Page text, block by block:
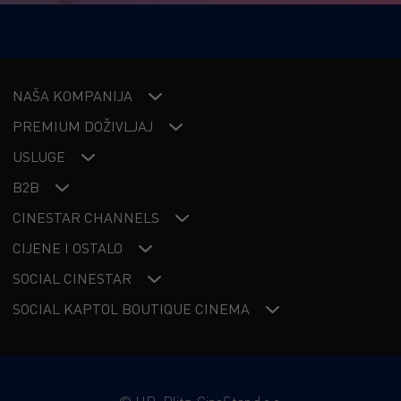
NAŠA KOMPANIJA
PREMIUM DOŽIVLJAJ
USLUGE
B2B
CINESTAR CHANNELS
CIJENE I OSTALO
SOCIAL CINESTAR
SOCIAL KAPTOL BOUTIQUE CINEMA